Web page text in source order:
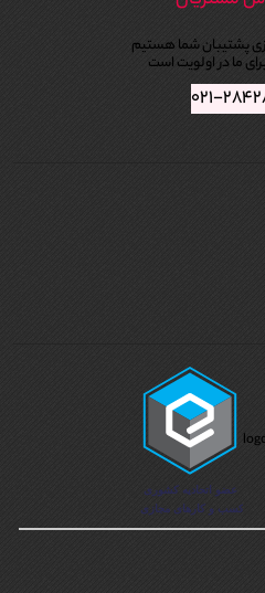
پشتیبان شما هستیم
ما در اولویت است